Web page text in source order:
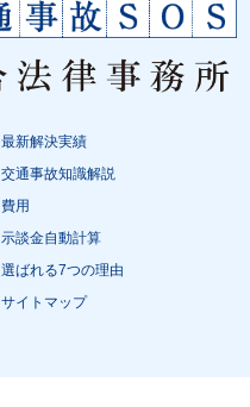
最新解決実績
交通事故知識解説
費用
示談金自動計算
選ばれる7つの理由
サイトマップ